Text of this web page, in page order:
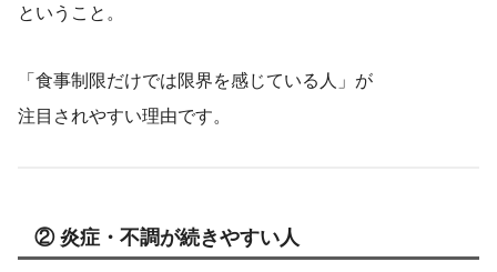
ということ。
「食事制限だけでは限界を感じている人」が
注目されやすい理由です。
② 炎症・不調が続きやすい人